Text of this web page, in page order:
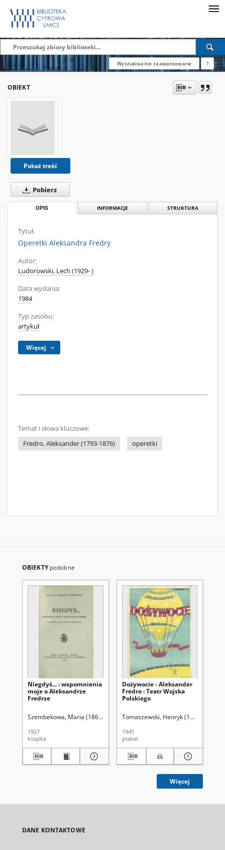
Wyszukiwanie zaawansowane ?
OBIEKT
Pokaż treść
Pobierz
OPIS INFORMACJE STRUKTURA
Tytuł:
Operetki Aleksandra Fredry
Autor:
Ludorowski, Lech (1929- )
Data wydania:
1984
Typ zasobu:
artykuł
Więcej
Temat i słowa kluczowe:
Fredro, Aleksander (1793-1876)
operetki
OBIEKTY podobne
Niegdyś... : wspomnienia
moje o Aleksandrze
Fredrze
Szembekowa, Maria (1862-1937) Grzymała-Siedlecki, Adam (1876-
1927
książka
Dożywocie - Aleksander
Fredro : Teatr Wojska
Polskiego
Tomaszewski, Henryk (1914-2005)
1945
plakat
Więcej
DANE KONTAKTOWE